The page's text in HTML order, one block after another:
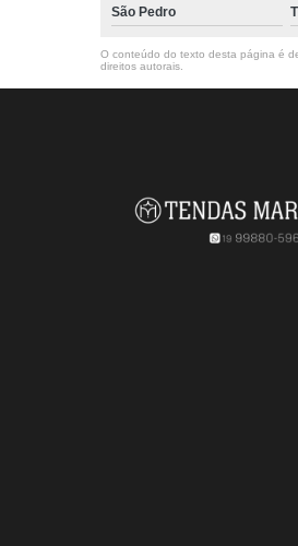
São Pedro
O conteúdo do texto desta página é
direitos autorais